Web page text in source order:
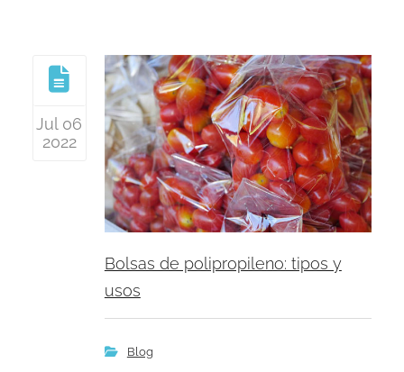
Jul 06
2022
Bolsas de polipropileno: tipos y
usos
Blog